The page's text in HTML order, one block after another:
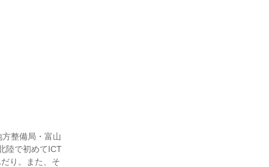
整備局・富山
陸で初めてICT
り。また、そ